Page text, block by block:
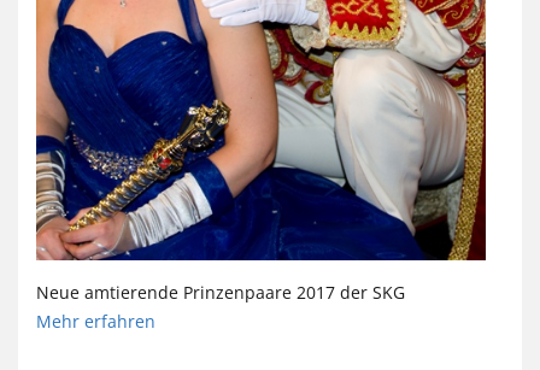
Neue amtierende Prinzenpaare 2017 der SKG
Mehr erfahren